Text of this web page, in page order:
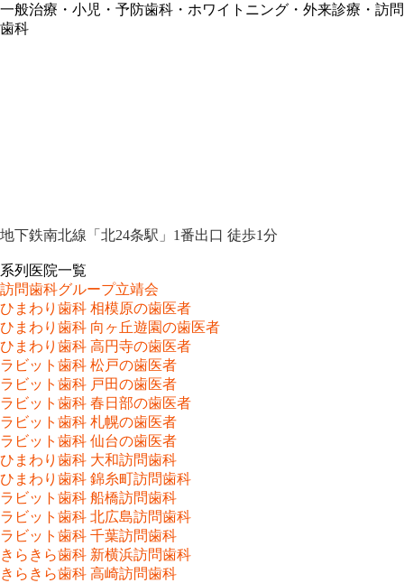
一般治療・小児・予防歯科・ホワイトニング・外来診療・訪問
歯科
地下鉄南北線「北24条駅」1番出口 徒歩1分
系列医院一覧
訪問歯科グループ立靖会
ひまわり歯科 相模原の歯医者
ひまわり歯科 向ヶ丘遊園の歯医者
ひまわり歯科 高円寺の歯医者
ラビット歯科 松戸の歯医者
ラビット歯科 戸田の歯医者
ラビット歯科 春日部の歯医者
ラビット歯科 札幌の歯医者
ラビット歯科 仙台の歯医者
ひまわり歯科 大和訪問歯科
ひまわり歯科 錦糸町訪問歯科
ラビット歯科 船橋訪問歯科
ラビット歯科 北広島訪問歯科
ラビット歯科 千葉訪問歯科
きらきら歯科 新横浜訪問歯科
きらきら歯科 高崎訪問歯科